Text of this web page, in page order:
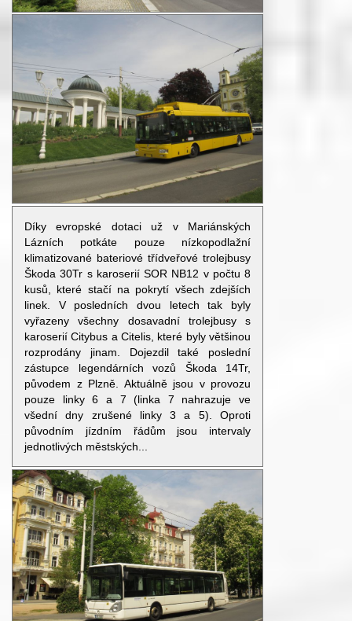
Díky evropské dotaci už v Mariánských
Lázních potkáte pouze nízkopodlažní
klimatizované bateriové třídveřové trolejbusy
Škoda 30Tr s karoserií SOR NB12 v počtu 8
kusů, které stačí na pokrytí všech zdejších
linek. V posledních dvou letech tak byly
vyřazeny všechny dosavadní trolejbusy s
karoserií Citybus a Citelis, které byly většinou
rozprodány jinam. Dojezdil také poslední
zástupce legendárních vozů Škoda 14Tr,
původem z Plzně. Aktuálně jsou v provozu
pouze linky 6 a 7 (linka 7 nahrazuje ve
všední dny zrušené linky 3 a 5). Oproti
původním jízdním řádům jsou intervaly
jednotlivých městských...